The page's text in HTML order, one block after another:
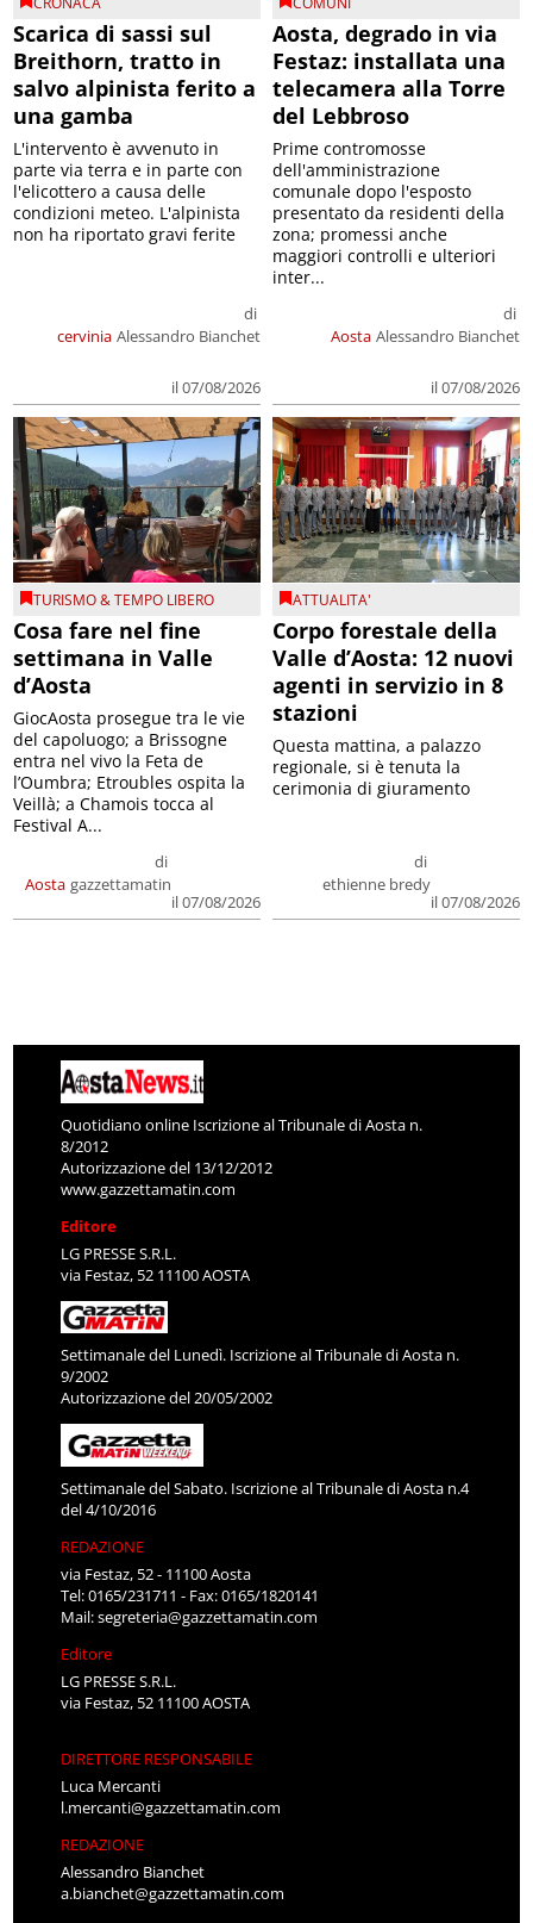
Scarica di sassi sul
Breithorn, tratto in
salvo alpinista ferito a
una gamba
cervinia
di
Alessandro Bianchet
il 07/08/2026
L'intervento è avvenuto in
parte via terra e in parte con
l'elicottero a causa delle
condizioni meteo. L'alpinista
non ha riportato gravi ferite
Aosta, degrado in via
Festaz: installata una
telecamera alla Torre
del Lebbroso
Aosta
di
Alessandro Bianchet
il 07/08/2026
Prime contromosse
dell'amministrazione
comunale dopo l'esposto
presentato da residenti della
zona; promessi anche
maggiori controlli e ulteriori
inter...
TURISMO & TEMPO LIBERO
Cosa fare nel fine
settimana in Valle
d’Aosta
Aosta
di
gazzettamatin
il 07/08/2026
GiocAosta prosegue tra le vie
del capoluogo; a Brissogne
entra nel vivo la Feta de
l’Oumbra; Etroubles ospita la
Veillà; a Chamois tocca al
Festival A...
ATTUALITA'
Corpo forestale della
Valle d’Aosta: 12 nuovi
agenti in servizio in 8
stazioni
di
ethienne bredy
il 07/08/2026
Questa mattina, a palazzo
regionale, si è tenuta la
cerimonia di giuramento
Quotidiano online Iscrizione al Tribunale di Aosta n.
8/2012
Autorizzazione del 13/12/2012
www.gazzettamatin.com
Editore
LG PRESSE S.R.L.
via Festaz, 52 11100 AOSTA
Settimanale del Lunedì. Iscrizione al Tribunale di Aosta n.
9/2002
Autorizzazione del 20/05/2002
Settimanale del Sabato. Iscrizione al Tribunale di Aosta n.4
del 4/10/2016
REDAZIONE
via Festaz, 52 - 11100 Aosta
Tel: 0165/231711 - Fax: 0165/1820141
Mail:segreteria@gazzettamatin.com
Editore
LG PRESSE S.R.L.
via Festaz, 52 11100 AOSTA
DIRETTORE RESPONSABILE
Luca Mercanti
l.mercanti@gazzettamatin.com
REDAZIONE
Alessandro Bianchet
a.bianchet@gazzettamatin.com